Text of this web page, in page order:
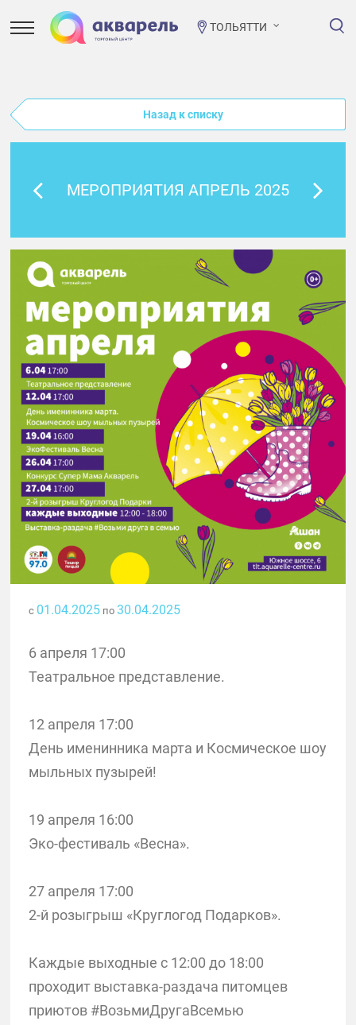
ТОЛЬЯТТИ
Назад к списку
МЕРОПРИЯТИЯ АПРЕЛЬ 2025
с 01.04.2025по 30.04.2025
6 апреля 17:00
Театральное представление.
12 апреля 17:00
День именинника марта и Космическое шоу
мыльных пузырей!
19 апреля 16:00
Эко-фестиваль «Весна».
27 апреля 17:00
2-й розыгрыш «Круглогод Подарков».
Каждые выходные с 12:00 до 18:00
проходит выставка-раздача питомцев
приютов #ВозьмиДругаВсемью